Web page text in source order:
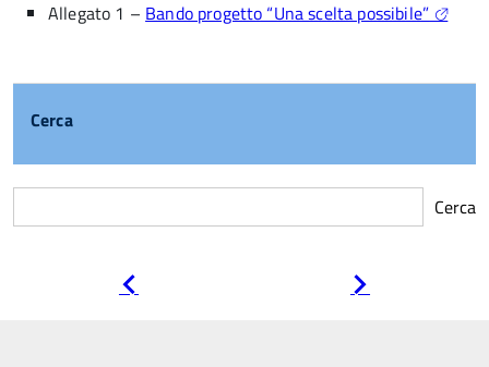
Allegato 1 – Bando progetto “Una scelta possibile”
Cerca
Cerca